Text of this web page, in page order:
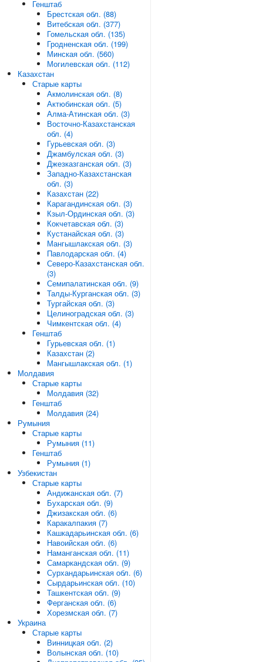
Генштаб
Брестская обл. (88)
Витебская обл. (377)
Гомельская обл. (135)
Гродненская обл. (199)
Минская обл. (560)
Могилевская обл. (112)
Казахстан
Старые карты
Акмолинская обл. (8)
Актюбинская обл. (5)
Алма-Атинская обл. (3)
Восточно-Казахстанская
обл. (4)
Гурьевская обл. (3)
Джамбулская обл. (3)
Джезказганская обл. (3)
Западно-Казахстанская
обл. (3)
Казахстан (22)
Карагандинская обл. (3)
Кзыл-Ординская обл. (3)
Кокчетавская обл. (3)
Кустанайская обл. (3)
Мангышлакская обл. (3)
Павлодарская обл. (4)
Северо-Казахстанская обл.
(3)
Семипалатинская обл. (9)
Талды-Курганская обл. (3)
Тургайская обл. (3)
Целиноградская обл. (3)
Чимкентская обл. (4)
Генштаб
Гурьевская обл. (1)
Казахстан (2)
Мангышлакская обл. (1)
Молдавия
Старые карты
Молдавия (32)
Генштаб
Молдавия (24)
Румыния
Старые карты
Румыния (11)
Генштаб
Румыния (1)
Узбекистан
Старые карты
Андижанская обл. (7)
Бухарская обл. (9)
Джизакская обл. (6)
Каракалпакия (7)
Кашкадарьинская обл. (6)
Навоийская обл. (6)
Наманганская обл. (11)
Самаркандская обл. (9)
Сурхандарьинская обл. (6)
Сырдарьинская обл. (10)
Ташкентская обл. (9)
Ферганская обл. (6)
Хорезмская обл. (7)
Украина
Старые карты
Винницкая обл. (2)
Волынская обл. (10)